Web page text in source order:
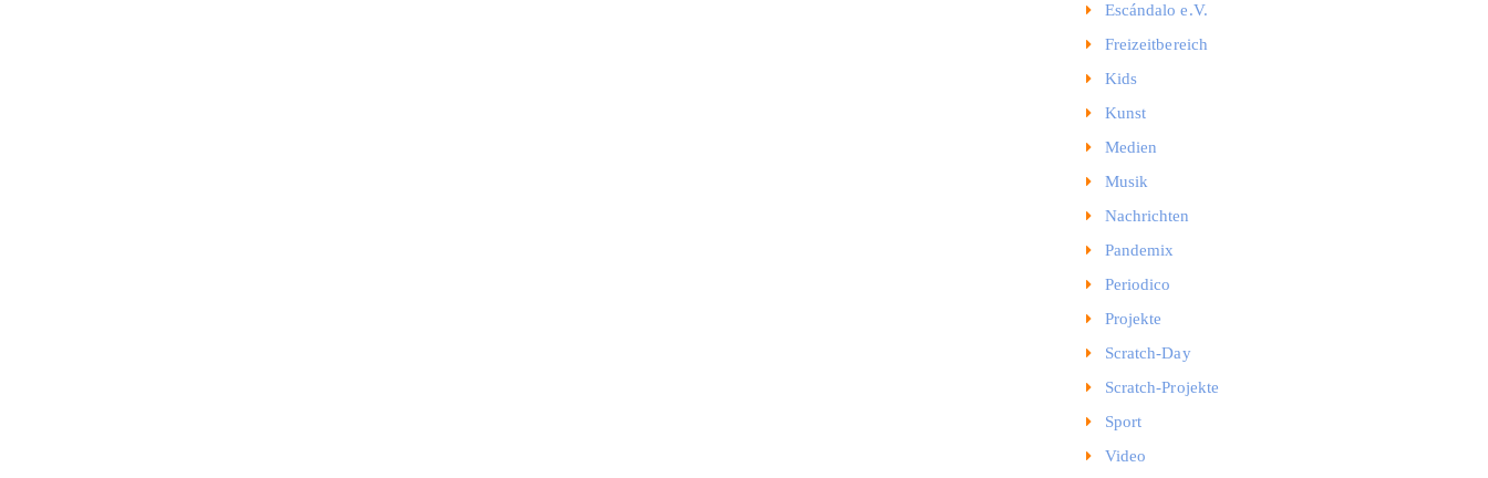
Escándalo e.V.
Freizeitbereich
Kids
Kunst
Medien
Musik
Nachrichten
Pandemix
Periodico
Projekte
Scratch-Day
Scratch-Projekte
Sport
Video